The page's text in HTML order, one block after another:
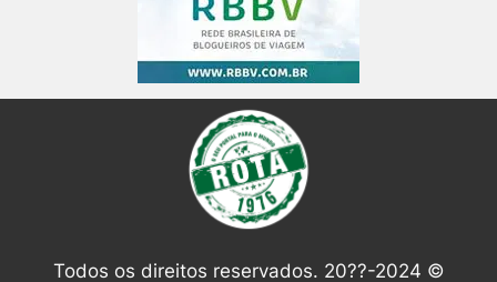
Todos os direitos reservados. 20??-2024 ©